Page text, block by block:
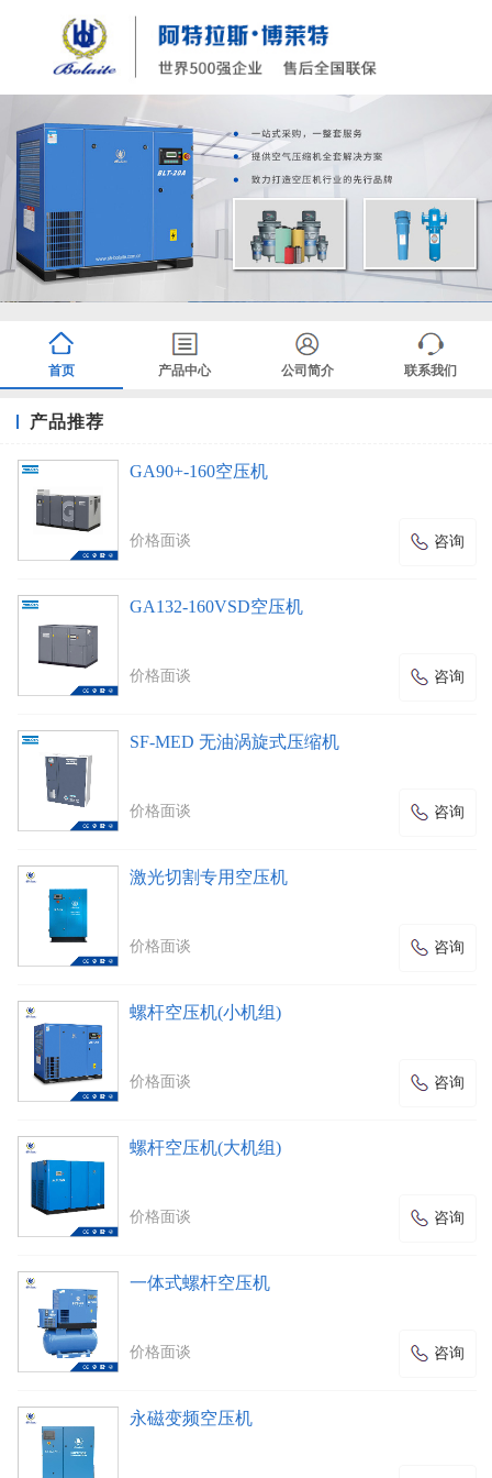
首页 产品中心 公司简介 联系我们
产品推荐
GA90+-160空压机
价格面谈 咨询
GA132-160VSD空压机
价格面谈 咨询
SF-MED 无油涡旋式压缩机
价格面谈 咨询
激光切割专用空压机
价格面谈 咨询
螺杆空压机(小机组)
价格面谈 咨询
螺杆空压机(大机组)
价格面谈 咨询
一体式螺杆空压机
价格面谈 咨询
永磁变频空压机